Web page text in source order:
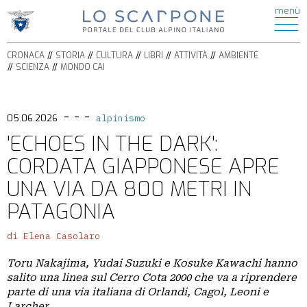
menù
HOME
CRONACA
STORIA
AMBIENTE
SCIENZA
ITINERARI
PODCAST
VIDEO
ATTIVITÀ
ESCURSIONISMO
ALPINISMO
ARRAMPICATA
SPELEOLOGIA
ALPINISMO
CIASPOLE
CASCATE
TORRENTISMO
IL
CAI
SEZIONI
CRONACA STORIA CULTURA LIBRI ATTIVITÀ
AMBIENTE
SCIENZA
MONDO CAI
05.06.2026 - - - alpinismo
'ECHOES IN THE DARK':
CORDATA GIAPPONESE APRE
UNA VIA DA 800 METRI IN
PATAGONIA
di Elena Casolaro
Toru Nakajima, Yudai Suzuki e Kosuke Kawachi hanno
salito una linea sul Cerro Cota 2000 che va a riprendere
parte di una via italiana di Orlandi, Cagol, Leoni e